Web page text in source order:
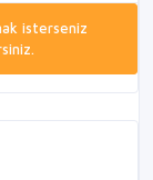
isterseniz